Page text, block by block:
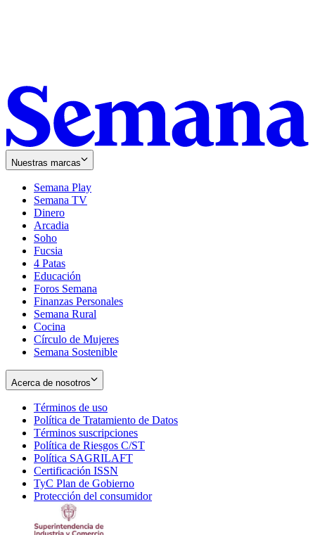
Nuestras marcas
Semana Play
Semana TV
Dinero
Arcadia
Soho
in
new
window
Fucsia
in
new
window
4 Patas
Educación
Foros Semana
Finanzas Personales
Semana Rural
Cocina
Círculo de Mujeres
Semana Sostenible
Acerca de nosotros
Términos de uso
in
new
window
Política de Tratamiento de Datos
Términos suscripciones
in
Política de Riesgos C/ST
Política SAGRILAFT
new
window
Certificación ISSN
in
new
TyC Plan de Gobierno
in
Protección del consumidorOpens